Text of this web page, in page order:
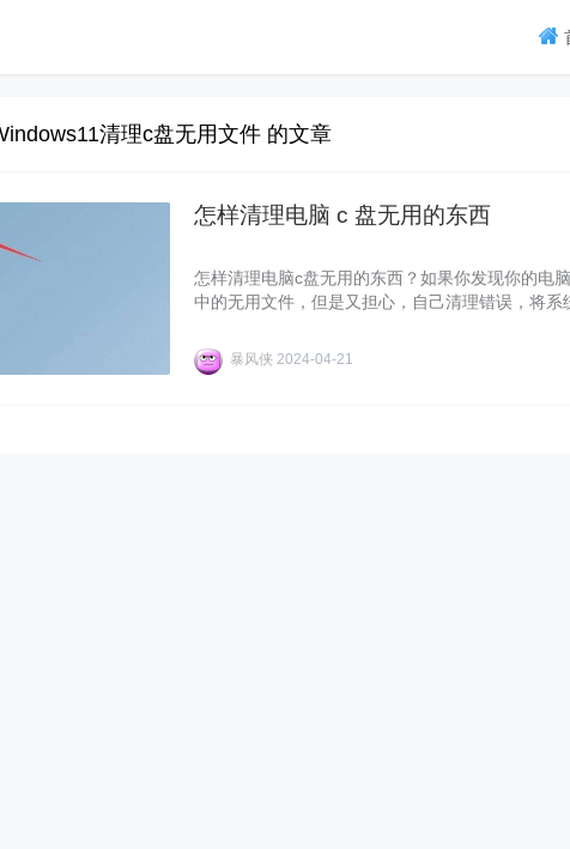
清理c盘无用文件 的文章
怎样清理电脑 c 盘无用的东西
怎样清理电脑c盘无用的东西？如果你发现你的电
中的无用文件，但是又担心，自己清理错误，将
有效，我们一起来看
暴风侠 2024-04-21